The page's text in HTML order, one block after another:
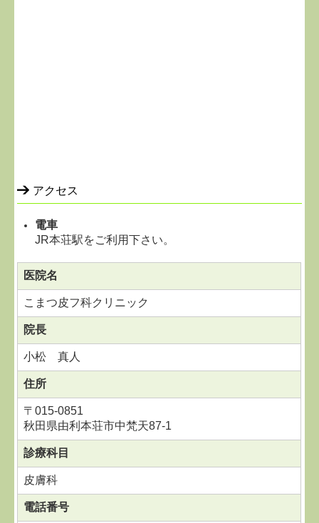
アクセス
電車
JR本荘駅をご利用下さい。
医院名
こまつ皮フ科クリニック
院長
小松 真人
住所
〒015-0851
秋田県由利本荘市中梵天87-1
診療科目
皮膚科
電話番号